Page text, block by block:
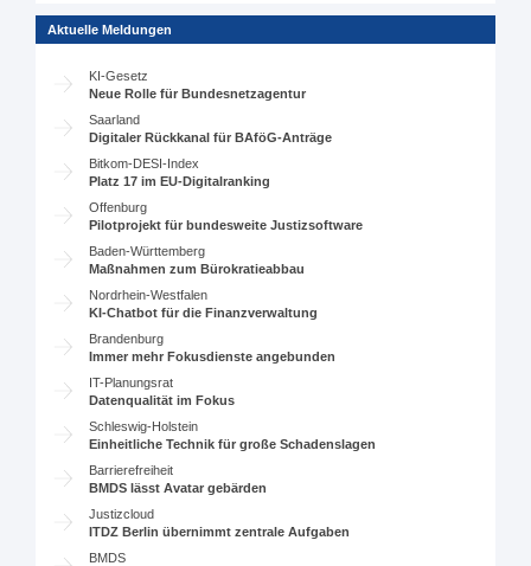
Aktuelle Meldungen
KI-Gesetz
Neue Rolle für Bundesnetzagentur
Saarland
Digitaler Rückkanal für BAföG-Anträge
Bitkom-DESI-Index
Platz 17 im EU-Digitalranking
Offenburg
Pilotprojekt für bundesweite Justizsoftware
Baden-Württemberg
Maßnahmen zum Bürokratieabbau
Nordrhein-Westfalen
KI-Chatbot für die Finanzverwaltung
Brandenburg
Immer mehr Fokusdienste angebunden
IT-Planungsrat
Datenqualität im Fokus
Schleswig-Holstein
Einheitliche Technik für große Schadenslagen
Barrierefreiheit
BMDS lässt Avatar gebärden
Justizcloud
ITDZ Berlin übernimmt zentrale Aufgaben
BMDS